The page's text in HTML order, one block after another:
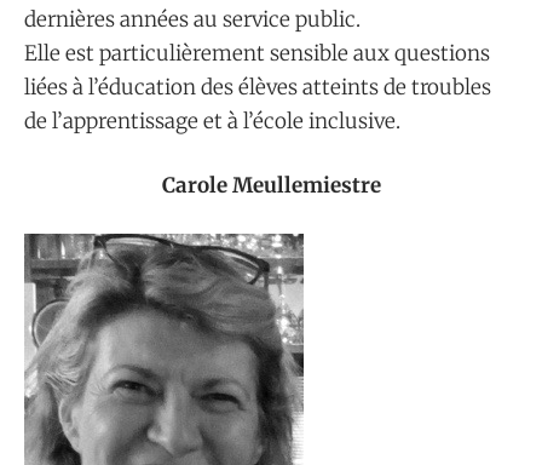
dernières années au service public.
Elle est particulièrement sensible aux questions
liées à l’éducation des élèves atteints de troubles
de l’apprentissage et à l’école inclusive.
Carole Meullemiestre